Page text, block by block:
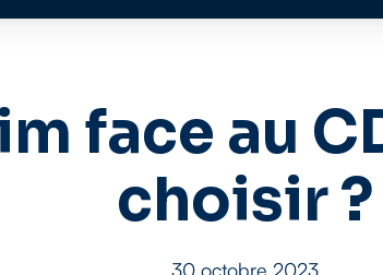
face au
choisir ?
30 octobre 2023